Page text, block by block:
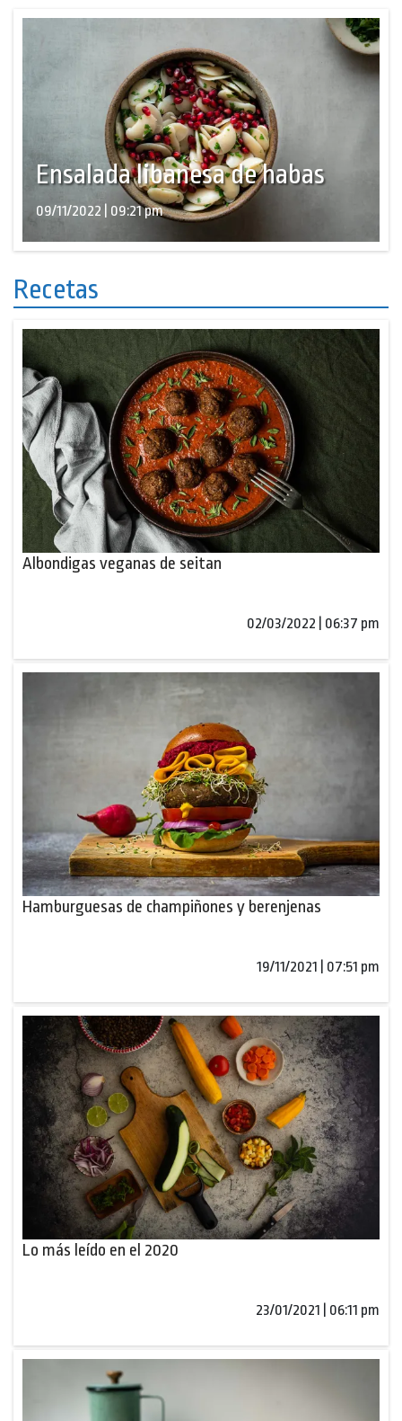
Ensalada libanesa de habas
09/11/2022 | 09:21 pm
Recetas
Albondigas veganas de seitan
02/03/2022 | 06:37 pm
Hamburguesas de champiñones y berenjenas
19/11/2021 | 07:51 pm
Lo más leído en el 2020
23/01/2021 | 06:11 pm